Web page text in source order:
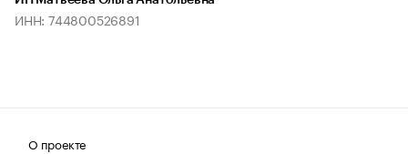
ИНН: 744800526891
О проекте